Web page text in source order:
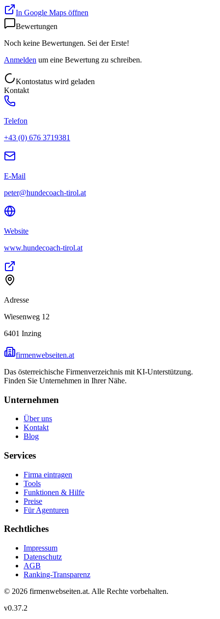
In Google Maps öffnen
Bewertungen
Noch keine Bewertungen. Sei der Erste!
Anmelden um eine Bewertung zu schreiben.
Kontostatus wird geladen
Kontakt
Telefon
+43 (0) 676 3719381
E-Mail
peter@hundecoach-tirol.at
Website
www.hundecoach-tirol.at
Adresse
Wiesenweg 12
6401 Inzing
firmenwebseiten.at
Das österreichische Firmenverzeichnis mit KI-Unterstützung.
Finden Sie Unternehmen in Ihrer Nähe.
Unternehmen
Über uns
Kontakt
Blog
Services
Firma eintragen
Tools
Funktionen & Hilfe
Preise
Für Agenturen
Rechtliches
Impressum
Datenschutz
AGB
Ranking-Transparenz
© 2026 firmenwebseiten.at. Alle Rechte vorbehalten.
v0.37.2